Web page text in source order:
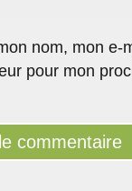
nom, mon e-
pour mon
commentaire